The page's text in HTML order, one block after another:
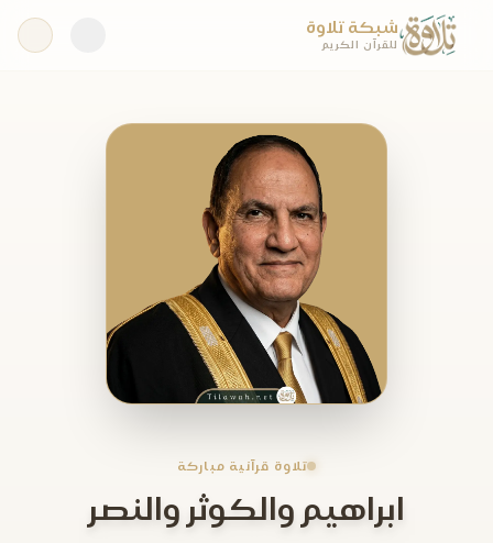
شبكة تلاوة
للقرآن الكريم
تلاوة قرآنية مباركة
ابراهيم والكوثر والنصر